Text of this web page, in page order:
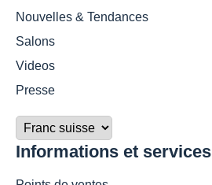
Nouvelles & Tendances
Salons
Videos
Presse
Informations et services